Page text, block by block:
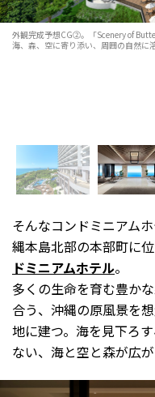
外観完成予想CG②。「Scenery of
海、森、空に寄り添い、周囲の自然に
そんなコンドミニアム
縄本島北部の本部町に
ドミニアムホテル。
多くの生命を育む豊か
合う、沖縄の原風景を
地に建つ。海を見下ろ
ない、海と空と森が広